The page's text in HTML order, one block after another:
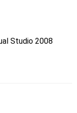
Studio 2008